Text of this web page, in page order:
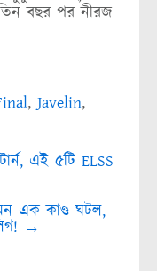
বছর পর নীরজ
, Javelin,
এই ৫টি ELSS
এক কাণ্ড ঘটল,
→